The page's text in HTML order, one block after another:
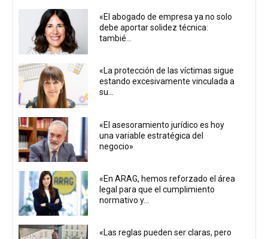
«El abogado de empresa ya no solo
debe aportar solidez técnica:
tambié...
«La protección de las víctimas sigue
estando excesivamente vinculada a
su...
«El asesoramiento jurídico es hoy
una variable estratégica del
negocio»
«En ARAG, hemos reforzado el área
legal para que el cumplimiento
normativo y...
«Las reglas pueden ser claras, pero